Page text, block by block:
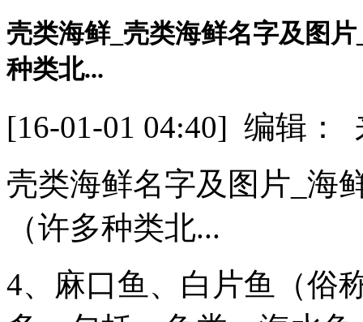
壳类海鲜_壳类海鲜名字及图
种类北...
[16-01-01 04:40] 编辑
壳类海鲜名字及图片_海
（许多种类北...
4、麻口鱼、白片鱼（